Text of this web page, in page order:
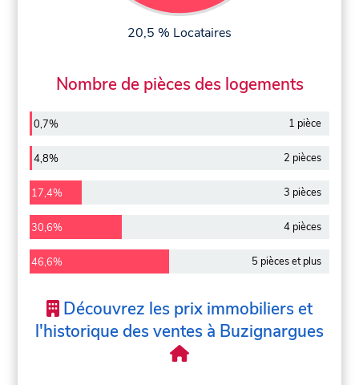
20,5 % Locataires
Nombre de pièces des logements
0,7% 1 pièce
4,8% 2 pièces
17,4% 3 pièces
30,6% 4 pièces
46,6% 5 pièces et plus
Découvrez les prix immobiliers et
l'historique des ventes à Buzignargues